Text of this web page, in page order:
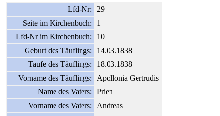
Lfd-Nr:
29
Seite im Kirchenbuch:
1
Lfd-Nr im Kirchenbuch:
10
Geburt des Täuflings:
14.03.1838
Taufe des Täuflings:
18.03.1838
Vorname des Täuflings:
Apollonia Gertrudis
Name des Vaters:
Prien
Vorname des Vaters:
Andreas